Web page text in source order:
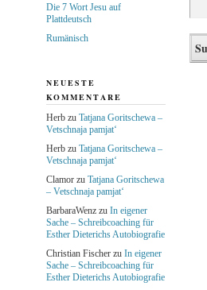
Die 7 Wort Jesu auf
Plattdeutsch
Rumänisch
NEUESTE
KOMMENTARE
Herbzu Tatjana Goritschewa –
Vetschnaja pamjat‘
Herbzu Tatjana Goritschewa –
Vetschnaja pamjat‘
Clamorzu Tatjana Goritschewa
– Vetschnaja pamjat‘
BarbaraWenzzu In eigener
Sache – Schreibcoaching für
Esther Dieterichs Autobiografie
Christian Fischerzu In eigener
Sache – Schreibcoaching für
Esther Dieterichs Autobiografie